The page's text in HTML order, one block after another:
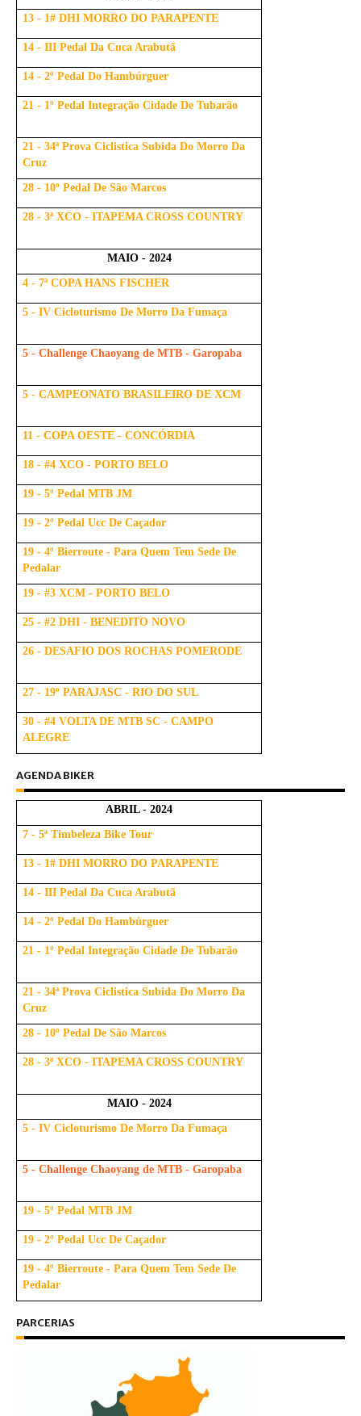
13 - 1# DHI MORRO DO PARAPENTE
14 - III Pedal Da Cuca Arabutã
14 - 2º Pedal Do Hambúrguer
21 - 1º Pedal Integração Cidade De Tubarão
21 - 34ª Prova Ciclistica Subida Do Morro Da
Cruz
28 - 10º Pedal De São Marcos
28 - 3ª XCO - ITAPEMA CROSS COUNTRY
MAIO - 2024
4 - 7ª COPA HANS FISCHER
5 - IV Cicloturismo De Morro Da Fumaça
5 - Challenge Chaoyang de MTB - Garopaba
5 - CAMPEONATO BRASILEIRO DE XCM
11 - COPA OESTE - CONCÓRDIA
18 - #4 XCO - PORTO BELO
19 - 5º Pedal MTB JM
19 - 2º Pedal Ucc De Caçador
19 - 4º Bierroute - Para Quem Tem Sede De
Pedalar
19 - #3 XCM - PORTO BELO
25 - #2 DHI - BENEDITO NOVO
26 - DESAFIO DOS ROCHAS POMERODE
27 - 19º PARAJASC - RIO DO SUL
30 - #4 VOLTA DE MTB SC - CAMPO
ALEGRE
AGENDA BIKER
ABRIL - 2024
7 - 5ª Timbeleza Bike Tour
13 - 1# DHI MORRO DO PARAPENTE
14 - III Pedal Da Cuca Arabutã
14 - 2º Pedal Do Hambúrguer
21 - 1º Pedal Integração Cidade De Tubarão
21 - 34ª Prova Ciclistica Subida Do Morro Da
Cruz
28 - 10º Pedal De São Marcos
28 - 3ª XCO - ITAPEMA CROSS COUNTRY
MAIO - 2024
5 - IV Cicloturismo De Morro Da Fumaça
5 - Challenge Chaoyang de MTB - Garopaba
19 - 5º Pedal MTB JM
19 - 2º Pedal Ucc De Caçador
19 - 4º Bierroute - Para Quem Tem Sede De
Pedalar
PARCERIAS